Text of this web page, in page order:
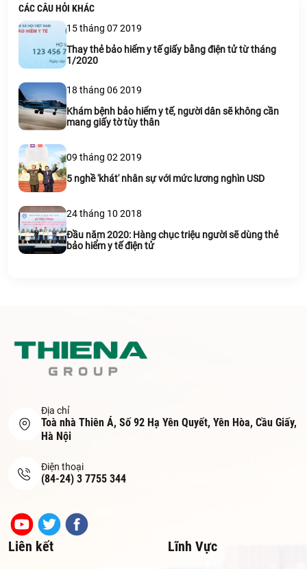
CÁC CÂU HỎI KHÁC
15 tháng 07 2019
Thay thẻ bảo hiểm y tế giấy bằng điện tử từ tháng
1/2020
18 tháng 06 2019
Khám bệnh bảo hiểm y tế, người dân sẽ không cần
mang giấy tờ tùy thân
09 tháng 02 2019
5 nghề 'khát' nhân sự với mức lương nghìn USD
24 tháng 10 2018
Đầu năm 2020: Hàng chục triệu người sẽ dùng thẻ
bảo hiểm y tế điện tử
Địa chỉ
Toà nhà Thiên Á, Số 92 Hạ Yên Quyết, Yên Hòa, Cầu Giấy,
Hà Nội
Điện thoại
(84-24) 3 7755 344
Liên kết Lĩnh Vực